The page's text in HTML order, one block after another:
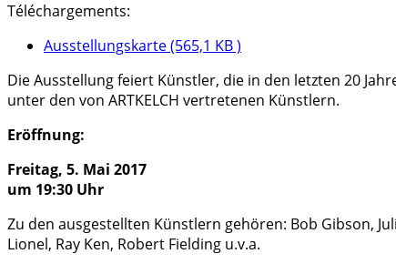
Téléchargements:
Ausstellungskarte (565,1 KB )
Die Ausstellung feiert Künstler, die in den letzten 20
unter den von ARTKELCH vertretenen Künstlern.
Eröffnung:
Freitag, 5. Mai 2017
um 19:30 Uhr
Zu den ausgestellten Künstlern gehören: Bob Gibson,
Lionel, Ray Ken, Robert Fielding u.v.a.